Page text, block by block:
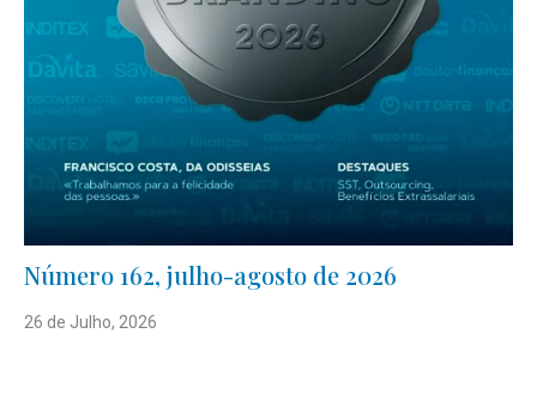
Número 162, julho-agosto de 2026
26 de Julho, 2026